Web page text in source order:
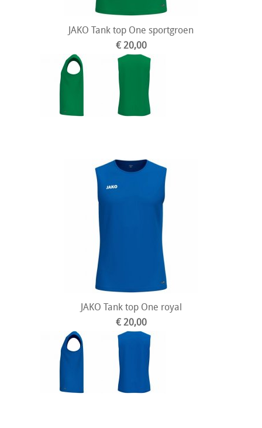
JAKO Tank top One sportgroen
€ 20,00
JAKO Tank top One royal
€ 20,00